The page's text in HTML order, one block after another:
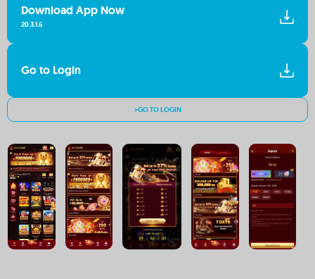
Download App Now
20.3.1.6
Go to Login
>GO TO LOGIN